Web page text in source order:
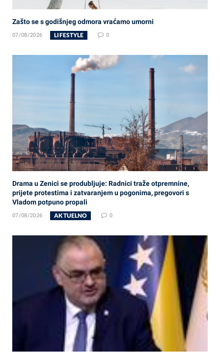
Zašto se s godišnjeg odmora vraćamo umorni
07/08/2026 LIFESTYLE 0
Drama u Zenici se produbljuje: Radnici traže otpremnine,
prijete protestima i zatvaranjem u pogonima, pregovori s
Vladom potpuno propali
07/08/2026 AKTUELNO 0